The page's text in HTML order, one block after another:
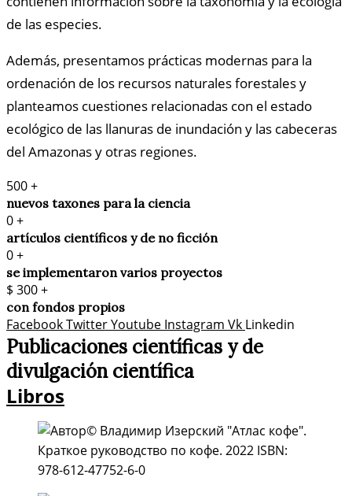
de las especies.
Además, presentamos prácticas modernas para la
ordenación de los recursos naturales forestales y
planteamos cuestiones relacionadas con el estado
ecológico de las llanuras de inundación y las cabeceras
del Amazonas y otras regiones.
500+
nuevos taxones para la ciencia
0+
artículos científicos y de no ficción
0+
se implementaron varios proyectos
$ 300+
con fondos propios
FacebookTwitterYoutube Instagram Vk Linkedin
Publicaciones científicas y de
divulgación científica​
Libros